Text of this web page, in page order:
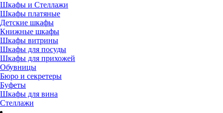
Шкафы и Стеллажи
Шкафы платяные
Детские шкафы
Книжные шкафы
Шкафы витрины
Шкафы для посуды
Шкафы для прихожей
Обувницы
Бюро и секретеры
Буфеты
Шкафы для вина
Стеллажи